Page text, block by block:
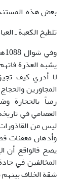
بعض هذه
تلطيخ الکعبة ـ
يشبه العذرة
لا أدري کيف
المجاورين
رمياً بالحجارة
العصامي في
ليس من
وأدهان معفنات
يصح فالواقع أن
المخالفين في
شقة الخلاف